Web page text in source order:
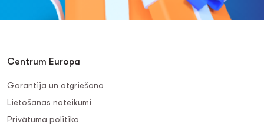
Centrum Europa
Garantija un atgriešana
Lietošanas noteikumi
Privātuma politika